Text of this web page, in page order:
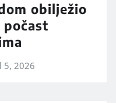
obilježio
počast
5, 2026